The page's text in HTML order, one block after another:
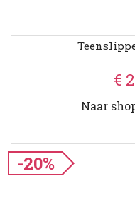
€
Naar
-20%